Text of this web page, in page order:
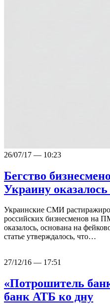
26/07/17 — 10:23
Бегство
Украину оказалось
Украинские СМИ
российских бизнесменов на
оказалось, основана на
статье утверждалось, что…
27/12/16 — 17:51
«Потрошитель
банк АТБ ко дну